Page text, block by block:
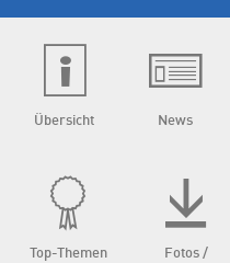
Übersicht News
Top-Themen
Fotos /